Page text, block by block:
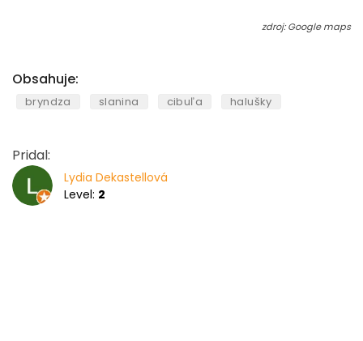
zdroj: Google maps
Obsahuje:
bryndza slanina cibuľa halušky
Pridal:
Lydia Dekastellová
Level: 2